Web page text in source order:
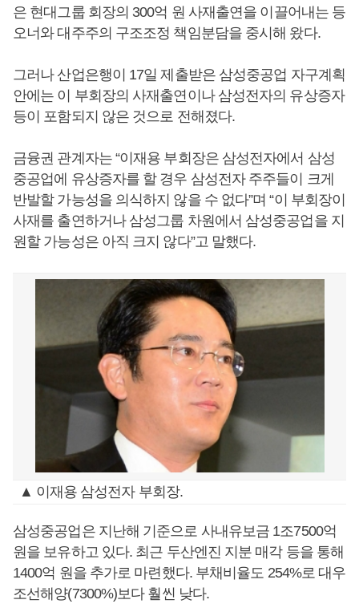
은 현대그룹 회장의 300억 원 사재출연을 이끌어내는 등
오너와 대주주의 구조조정 책임분담을 중시해 왔다.
그러나 산업은행이 17일 제출받은 삼성중공업 자구계획
안에는 이 부회장의 사재출연이나 삼성전자의 유상증자
등이 포함되지 않은 것으로 전해졌다.
금융권 관계자는 “이재용 부회장은 삼성전자에서 삼성
중공업에 유상증자를 할 경우 삼성전자 주주들이 크게
반발할 가능성을 의식하지 않을 수 없다”며 “이 부회장이
사재를 출연하거나 삼성그룹 차원에서 삼성중공업을 지
원할 가능성은 아직 크지 않다”고 말했다.
▲ 이재용 삼성전자 부회장.
삼성중공업은 지난해 기준으로 사내유보금 1조7500억
원을 보유하고 있다. 최근 두산엔진 지분 매각 등을 통해
1400억 원을 추가로 마련했다. 부채비율도 254%로 대우
조선해양(7300%)보다 훨씬 낮다.